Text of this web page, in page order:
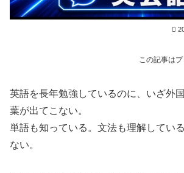
この記事は
英語を長年勉強しているのに、いざ外
葉が出てこない。
単語も知っている。文法も理解してい
ない。